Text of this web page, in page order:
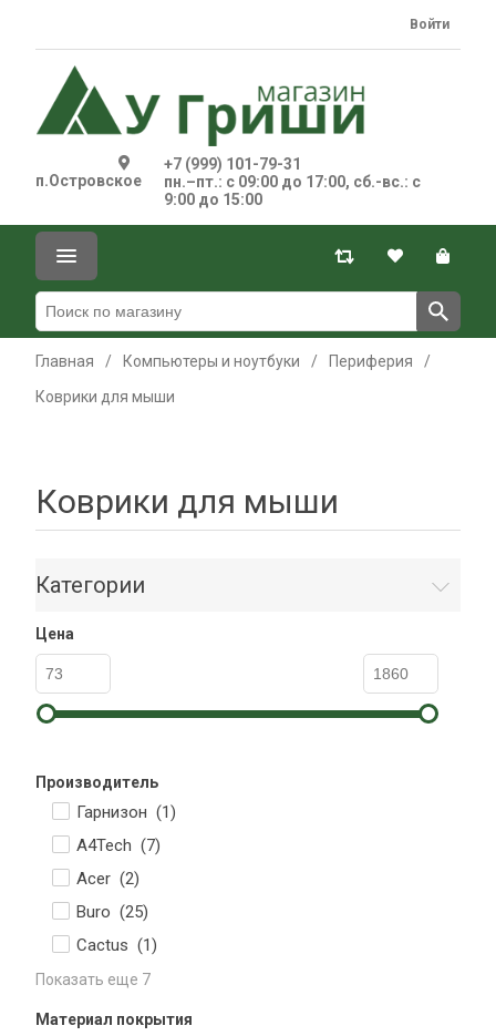
п.Островское
+7 (999) 101-79-31
пн.–пт.: с 09:00 до 17:00, сб.-вс.: с
9:00 до 15:00
Войти
Главная / Компьютеры и ноутбуки / Периферия
/
Коврики для мыши
Коврики для мыши
Категории
Цена
Производитель
Гарнизон (1)
A4Tech (7)
Acer (2)
Buro (25)
Cactus (1)
Показать еще 7
Материал покрытия